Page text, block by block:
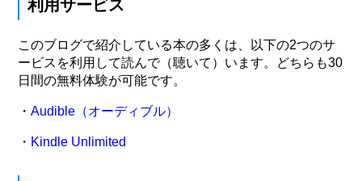
利用サービス
このブログで紹介している本の多くは、以下の2つのサ
ービスを利用して読んで（聴いて）います。どちらも30
日間の無料体験が可能です。
・Audible（オーディブル）
・ Kindle Unlimited